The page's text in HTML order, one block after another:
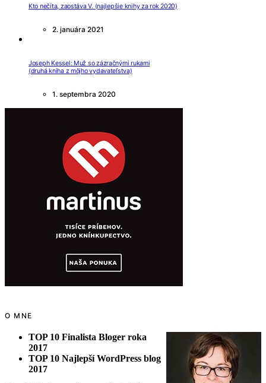
Kto nečíta, zaostáva V. (najlepšie knihy za rok 2020)
2. januára 2021
Joseph Kessel: Muž so zázračnými rukami
(druhá kniha z môjho vydavateľstva)
1. septembra 2020
O MNE
TOP 10 Finalista Bloger roka
2017
TOP 10 Najlepší WordPress blog
2017